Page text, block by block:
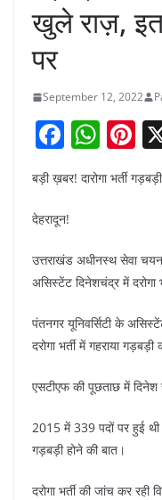
खुले राज़,
पर
September 12, 2022
F
c
e
b
o
k
W
at
A
p
Pi
nt
er
st
बड़ी ख़बर! दारोगा भर्ती
देहरादून!
उत्तराखंड अधीनस्थ सेवा
असिस्टेंट दिनेशचंद्र में दरोगा
पंतनगर यूनिवर्सिटी के
दरोगा भर्ती में गहराया
एसटीएफ की पूछताछ में
2015 में 339 पदों पर हुई थी
गड़बड़ी होने की बात।
दरोगा भर्ती की जांच कर